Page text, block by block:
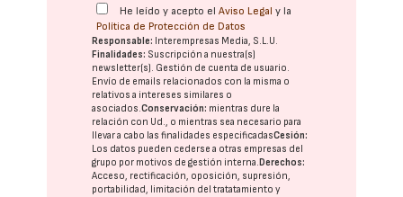
He leído y acepto elAviso Legal y la
Política de Protección de Datos
Responsable: Interempresas Media, S.L.U.
Finalidades: Suscripción a nuestra(s)
newsletter(s). Gestión de cuenta de usuario.
Envío de emails relacionados con la misma o
relativos a intereses similares o
asociados.Conservación: mientras dure la
relación con Ud., o mientras sea necesario para
llevar a cabo las finalidades especificadasCesión:
Los datos pueden cederse a otras empresas del
grupo por motivos de gestión interna. Derechos:
Acceso, rectificación, oposición, supresión,
portabilidad, limitación del tratatamiento y